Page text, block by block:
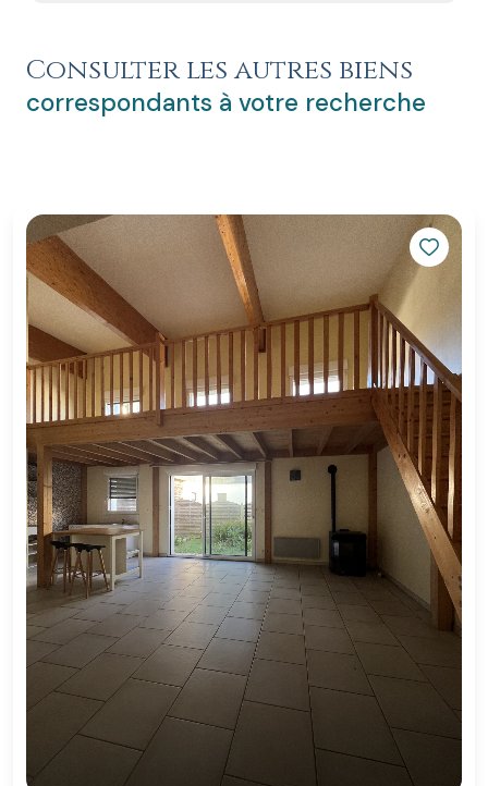
Consulter les autres biens
correspondants à votre recherche